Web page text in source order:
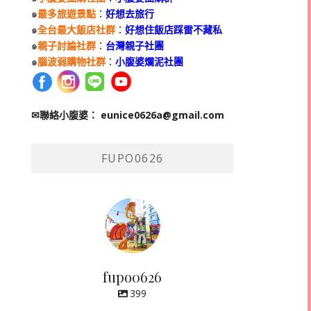
๑最多旅遊景點 ：好想去旅行
๑全台最大飯店社群 ：好想住飯店踩雷不藏私
๑親子討論社群 ： 台灣親子社團
๑腦波弱購物社群 ：小腹婆爛泥社團
✉聯絡小腹婆： eunice0626a@gmail.com
FUPO0626
fupo0626
399